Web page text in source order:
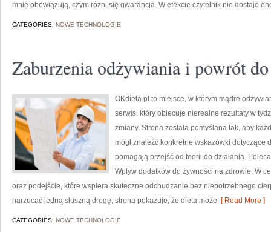
mnie obowiązują, czym różni się gwarancja. W efekcie czytelnik nie dostaje
CATEGORIES: NOWE TECHNOLOGIE
Zaburzenia odżywiania i powrót
OKdieta.pl to miejsce, w którym mądre
serwis, który obiecuje nierealne rezultaty w
zmiany. Strona została pomyślana tak, aby
mógł znaleźć konkretne wskazówki dotyczące
pomagają przejść od teorii do działania.
Wpływ dodatków do żywności na zdrowie. W
oraz podejście, które wspiera skuteczne odchudzanie bez niepotrzebnego
narzucać jedną słuszną drogę, strona pokazuje, że dieta może [ Read More ]
CATEGORIES: NOWE TECHNOLOGIE